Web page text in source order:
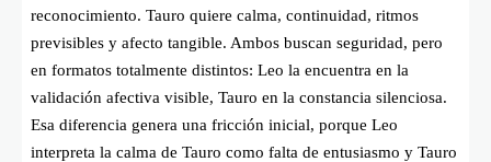
reconocimiento. Tauro quiere calma, continuidad, ritmos
previsibles y afecto tangible. Ambos buscan seguridad, pero
en formatos totalmente distintos: Leo la encuentra en la
validación afectiva visible, Tauro en la constancia silenciosa.
Esa diferencia genera una fricción inicial, porque Leo
interpreta la calma de Tauro como falta de entusiasmo y Tauro